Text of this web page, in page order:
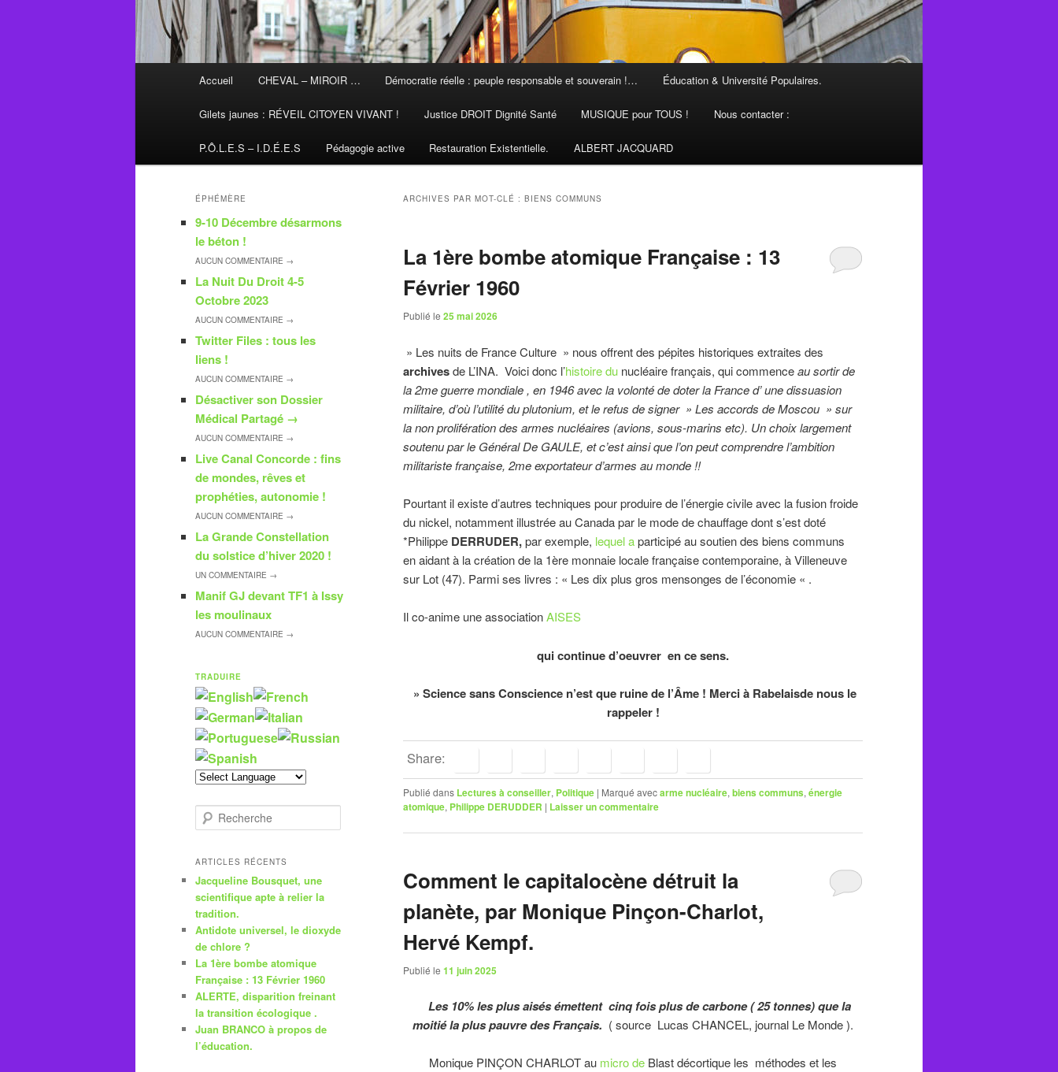
Accueil CHEVAL – MIROIR … Démocratie réelle : peuple responsable et souverain !… Éducation & Université Populaires.
Gilets jaunes : RÉVEIL CITOYEN VIVANT ! Justice DROIT Dignité Santé MUSIQUE pour TOUS ! Nous contacter :
P.Ô.L.E.S – I.D.É.E.S Pédagogie active Restauration Existentielle. ALBERT JACQUARD
ARCHIVES PAR MOT-CLÉ : BIENS COMMUNS
La 1ère bombe atomique Française : 13
Février 1960
Publié le 25 mai 2026
» Les nuits de France Culture » nous offrent des pépites historiques extraites des
archivesde L’INA. Voici donc l’histoire du nucléaire français, qui commenceau sortir de
la 2me guerre mondiale , en 1946 avec la volonté de doter la France d’ une dissuasion
militaire, d’où l’utilité du plutonium, et le refus de signer » Les accords de Moscou » sur
la non prolifération des armes nucléaires (avions, sous-marins etc). Un choix largement
soutenu par le Général De GAULE, et c’est ainsi que l’on peut comprendre l’ambition
militariste française, 2me exportateur d’armes au monde !!
Pourtant il existe d’autres techniques pour produire de l’énergie civile avec la fusion froide
du nickel, notamment illustrée au Canada par le mode de chauffage dont s’est doté
*Philippe DERRUDER,par exemple, lequel aparticipé au soutien des biens communs
en aidant à la création de la 1ère monnaie locale française contemporaine, à Villeneuve
sur Lot (47). Parmi ses livres : « Les dix plus gros mensonges de l’économie « .
Il co-anime une associationAISES
qui continue d’oeuvrer en ce sens.
» Science sans Conscience n’est que ruine de l’Âme ! Merci à Rabelaisde nous le
rappeler !
Share:
Publié dans Lectures à conseiller, Politique | Marqué avecarme nucléaire, biens communs, énergie
atomique, Philippe DERUDDER | Laisser un commentaire
Comment le capitalocène détruit la
planète, par Monique Pinçon-Charlot,
Hervé Kempf.
Publié le 11 juin 2025
Les 10% les plus aisés émettent cinq fois plus de carbone ( 25 tonnes) que la
moitié la plus pauvre des Français. ( source Lucas CHANCEL, journal Le Monde ).
Monique PINÇON CHARLOT au micro de Blast décortique les méthodes et les
ÉPHÉMÈRE
9-10 Décembre désarmons
le béton !
AUCUN COMMENTAIRE →
La Nuit Du Droit 4-5
Octobre 2023
AUCUN COMMENTAIRE →
Twitter Files : tous les
liens !
AUCUN COMMENTAIRE →
Désactiver son Dossier
Médical Partagé →
AUCUN COMMENTAIRE →
Live Canal Concorde : fins
de mondes, rêves et
prophéties, autonomie !
AUCUN COMMENTAIRE →
La Grande Constellation
du solstice d’hiver 2020 !
UN COMMENTAIRE →
Manif GJ devant TF1 à Issy
les moulinaux
AUCUN COMMENTAIRE →
TRADUIRE
e
h
r
c
h
e
ARTICLES RÉCENTS
Jacqueline Bousquet, une
scientifique apte à relier la
tradition.
Antidote universel, le dioxyde
de chlore ?
La 1ère bombe atomique
Française : 13 Février 1960
ALERTE, disparition freinant
la transition écologique .
Juan BRANCO à propos de
l’éducation.